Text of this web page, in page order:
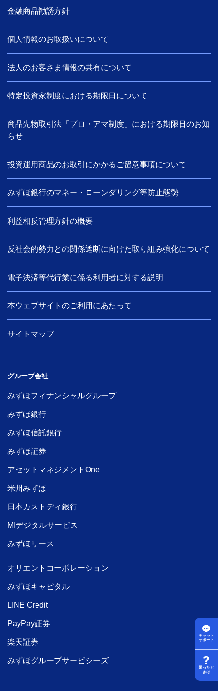
チャット
サポート
困ったと
きは
金融商品勧誘方針
個人情報のお取扱いについて
法人のお客さま情報の共有について
特定投資家制度における期限日について
商品先物取引法「プロ・アマ制度」における期限日のお知
らせ
投資運用商品のお取引にかかるご留意事項について
みずほ銀行のマネー・ローンダリング等防止態勢
利益相反管理方針の概要
反社会的勢力との関係遮断に向けた取り組み強化について
電子決済等代行業に係る利用者に対する説明
本ウェブサイトのご利用にあたって
サイトマップ
グループ会社
みずほフィナンシャルグループ
みずほ銀行
みずほ信託銀行
みずほ証券
アセットマネジメントOne
米州みずほ
日本カストディ銀行
MIデジタルサービス
みずほリース
オリエントコーポレーション
みずほキャピタル
LINE Credit
PayPay証券
楽天証券
みずほグループサービシーズ